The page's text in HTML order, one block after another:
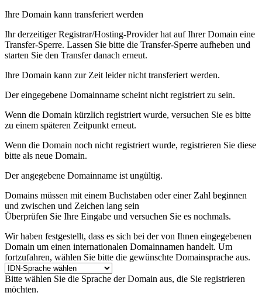
Ihre Domain kann transferiert werden
Ihr derzeitiger Registrar/Hosting-Provider hat auf Ihrer Domain eine
Transfer-Sperre. Lassen Sie bitte die Transfer-Sperre aufheben und
starten Sie den Transfer danach erneut.
Ihre Domain kann zur Zeit leider nicht transferiert werden.
Der eingegebene Domainname scheint nicht registriert zu sein.
Wenn die Domain kürzlich registriert wurde, versuchen Sie es bitte
zu einem späteren Zeitpunkt erneut.
Wenn die Domain noch nicht registriert wurde, registrieren Sie diese
bitte als neue Domain.
Der angegebene Domainname ist ungültig.
Domains müssen mit einem Buchstaben oder einer Zahl beginnen
und zwischen und Zeichen lang sein
Überprüfen Sie Ihre Eingabe und versuchen Sie es nochmals.
Wir haben festgestellt, dass es sich bei der von Ihnen eingegebenen
Domain um einen internationalen Domainnamen handelt. Um
fortzufahren, wählen Sie bitte die gewünschte Domainsprache aus.
Bitte wählen Sie die Sprache der Domain aus, die Sie registrieren
möchten.